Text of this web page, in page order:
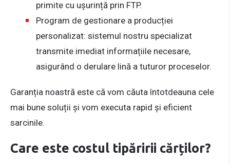
primite cu ușurință prin FTP.
Program de gestionare a producției
personalizat: sistemul nostru specializat
transmite imediat informațiile necesare,
asigurând o derulare lină a tuturor proceselor.
Garanția noastră este că vom căuta întotdeauna cele
mai bune soluții și vom executa rapid și eficient
sarcinile.
Care este costul tipăririi cărților?